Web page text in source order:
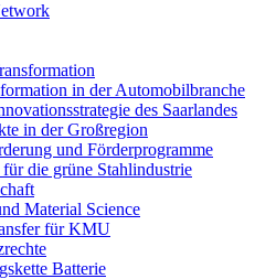
in der Automobilbranche
des Saarlandes
in der Großregion
und Förderprogramme
die grüne Stahlindustrie
Material Science
für KMU
Batterie